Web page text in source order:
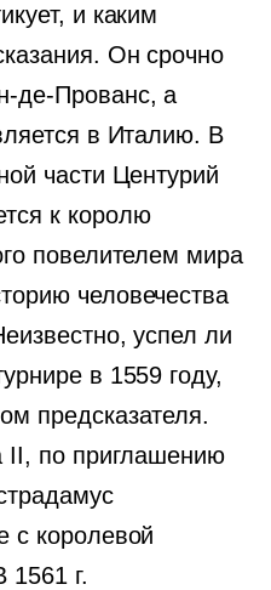
и каким
Он срочно
де-Прованс, а
в Италию. В
части Центурий
к королю
повелителем мира
человечества
успел ли
в 1559 году,
предсказателя.
II, по приглашению
с королевой
1561 г.